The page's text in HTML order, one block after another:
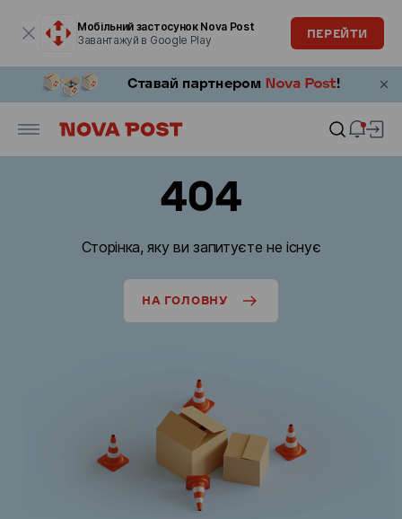
Мобільний застосунок Nova Post
Завантажуй в Google Play
ПЕРЕЙТИ
404
Сторінка, яку ви запитуєте не існує
НА ГОЛОВНУ